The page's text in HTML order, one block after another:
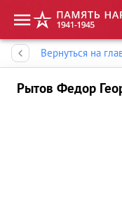
Вернуться на
Рытов Федор
Память народа